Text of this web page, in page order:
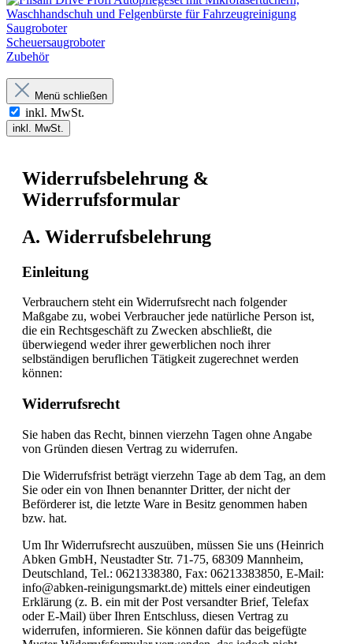
Saugroboter
Scheuersaugroboter
Zubehör
Menü schließen
inkl. MwSt.
inkl. MwSt.
Widerrufsbelehrung &
Widerrufsformular
A. Widerrufsbelehrung
Einleitung
Verbrauchern steht ein Widerrufsrecht nach folgender
Maßgabe zu, wobei Verbraucher jede natürliche Person ist,
die ein Rechtsgeschäft zu Zwecken abschließt, die
überwiegend weder ihrer gewerblichen noch ihrer
selbständigen beruflichen Tätigkeit zugerechnet werden
können:
Widerrufsrecht
Sie haben das Recht, binnen vierzehn Tagen ohne Angabe
von Gründen diesen Vertrag zu widerrufen.
Die Widerrufsfrist beträgt vierzehn Tage ab dem Tag, an dem
Sie oder ein von Ihnen benannter Dritter, der nicht der
Beförderer ist, die letzte Ware in Besitz genommen haben
bzw. hat.
Um Ihr Widerrufsrecht auszuüben, müssen Sie uns (Heinrich
Abken GmbH, Neustadter Str. 71-75, 68309 Mannheim,
Deutschland, Tel.: 0621338380, Fax: 06213383850, E-Mail:
info@abken-reinigungsmarkt.de) mittels einer eindeutigen
Erklärung (z. B. ein mit der Post versandter Brief, Telefax
oder E-Mail) über Ihren Entschluss, diesen Vertrag zu
widerrufen, informieren. Sie können dafür das beigefügte